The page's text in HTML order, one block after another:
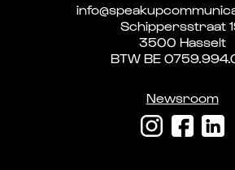
Schippersstraat
3500 Hasselt
BTW BE
Newsroom